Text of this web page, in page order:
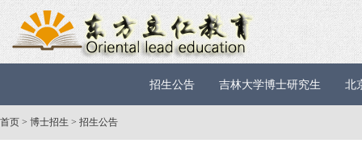
招生公告 吉林大学博士研究生 北
首页 > 博士招生 > 招生公告